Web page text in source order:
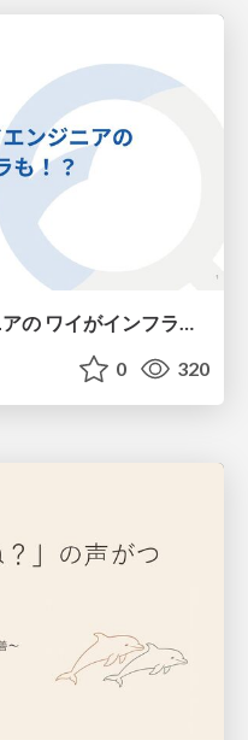
え？フロントエンドエンジニアの ワイがインフラも！？
0 320